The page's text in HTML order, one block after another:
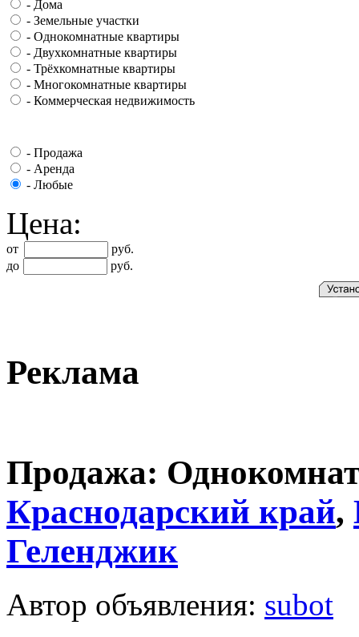
- Дома
- Земельные участки
- Однокомнатные квартиры
- Двухкомнатные квартиры
- Трёхкомнатные квартиры
- Многокомнатные квартиры
- Коммерческая недвижимость
- Продажа
- Аренда
- Любые
Цена:
от
руб.
до
руб.
Реклама
Продажа:
Краснодарский край,
Геленджик
Автор объявления: subot